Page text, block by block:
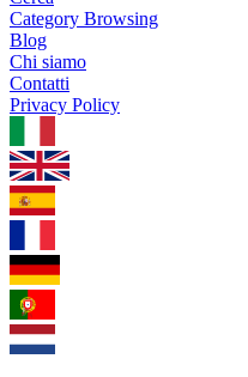
Category Browsing
Blog
Chi siamo
Contatti
Privacy Policy